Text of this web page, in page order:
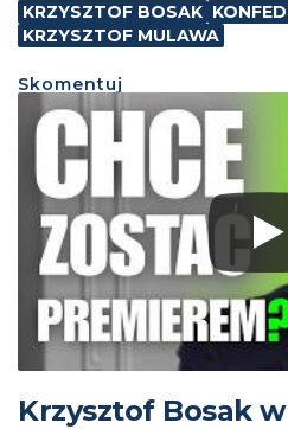
KRZYSZTOF BOSAK
KRZYSZTOF MULAWA
Skomentuj
Krzysztof Bosak